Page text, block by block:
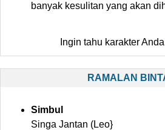
banyak kesulitan yang akan
Ingin tahu karakter
RAMALAN
Simbul
Singa Jantan (Leo}